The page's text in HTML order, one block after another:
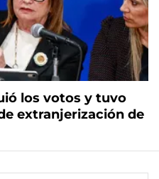
los votos y tuvo
extranjerización de